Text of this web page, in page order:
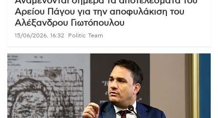
Αρείου Πάγου για την αποφυλάκιση του
Αλέξανδρου Γιωτόπουλου
15/06/2026, 16:32 Politic Team